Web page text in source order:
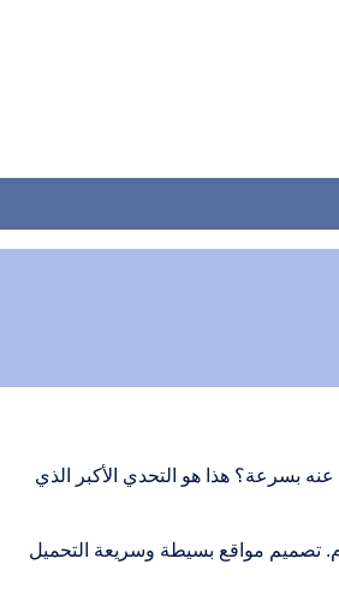
بسرعة؟ هذا هو التحدي الأكبر الذي
تصميم مواقع بسيطة وسريعة التحميل